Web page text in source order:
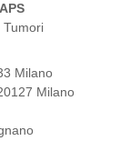
Milano
Milano